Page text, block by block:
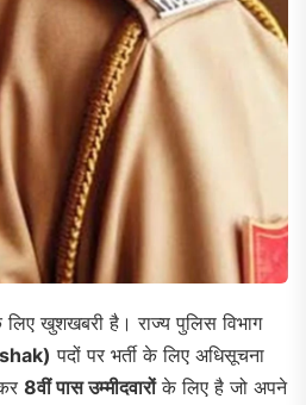
खुशखबरी है। राज्य पुलिस विभाग
पदों पर भर्ती के लिए अधिसूचना
8वीं पास उम्मीदवारोंके लिए है जो अपने